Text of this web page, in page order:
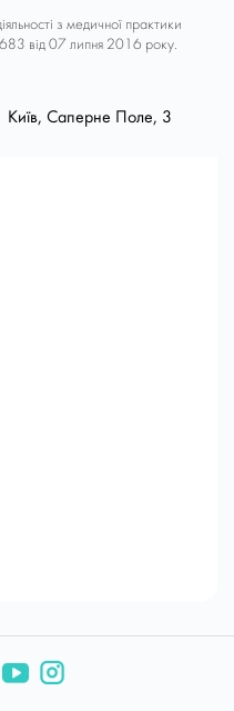
з медичної практики
від 07 липня 2016 року.
Київ, Саперне Поле, 3